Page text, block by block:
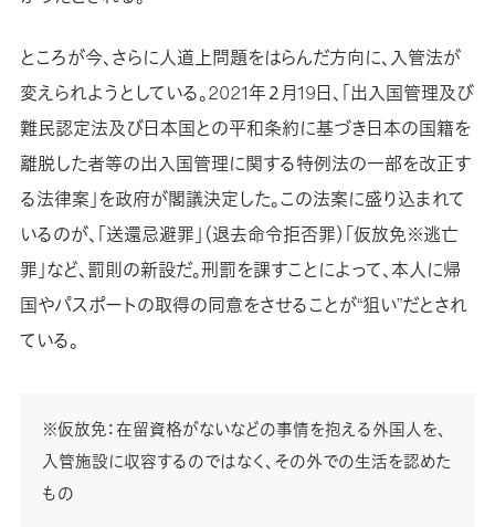
ところが今、さらに人道上問題をはらんだ方向に、入管法が
変えられようとしている。2021年２月19日、「出入国管理及び
難民認定法及び日本国との平和条約に基づき日本の国籍を
離脱した者等の出入国管理に関する特例法の一部を改正す
る法律案」を政府が閣議決定した。この法案に盛り込まれて
いるのが、「送還忌避罪」（退去命令拒否罪）「仮放免※逃亡
罪」など、罰則の新設だ。刑罰を課すことによって、本人に帰
国やパスポートの取得の同意をさせることが“狙い”だとされ
ている。
※仮放免：在留資格がないなどの事情を抱える外国人を、
入管施設に収容するのではなく、その外での生活を認めた
もの